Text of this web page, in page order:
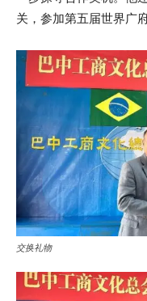
关，参加第五届世界广
交换礼物